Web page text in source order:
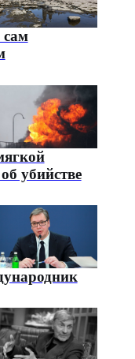
убийстве